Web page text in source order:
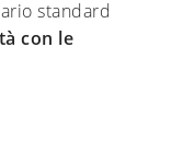
standard
con le